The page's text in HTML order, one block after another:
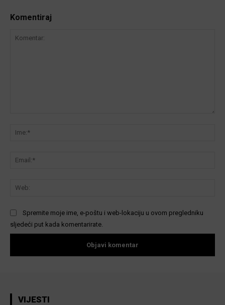
Komentiraj
Spremite moje ime, e-poštu i web-lokaciju u ovom pregledniku
sljedeći put kada komentarirate.
VIJESTI